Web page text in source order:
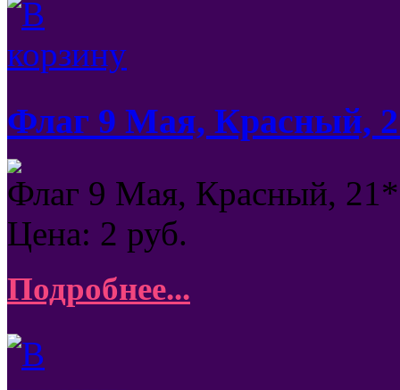
Флаг 9 Мая, Красный,
Флаг 9 Мая, Красный,
Цена: 2 руб.
Подробнее...